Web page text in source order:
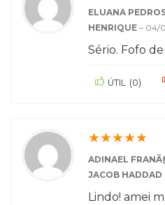
ELUANA
HENRIQUE – 04/
Sério. Fofo
ÚTIL (0)
★★★★★
ADINAEL
JACOB HADDAD
Lindo! amei